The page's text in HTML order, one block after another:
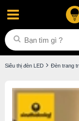
Siêu thị đèn LED Đèn trang